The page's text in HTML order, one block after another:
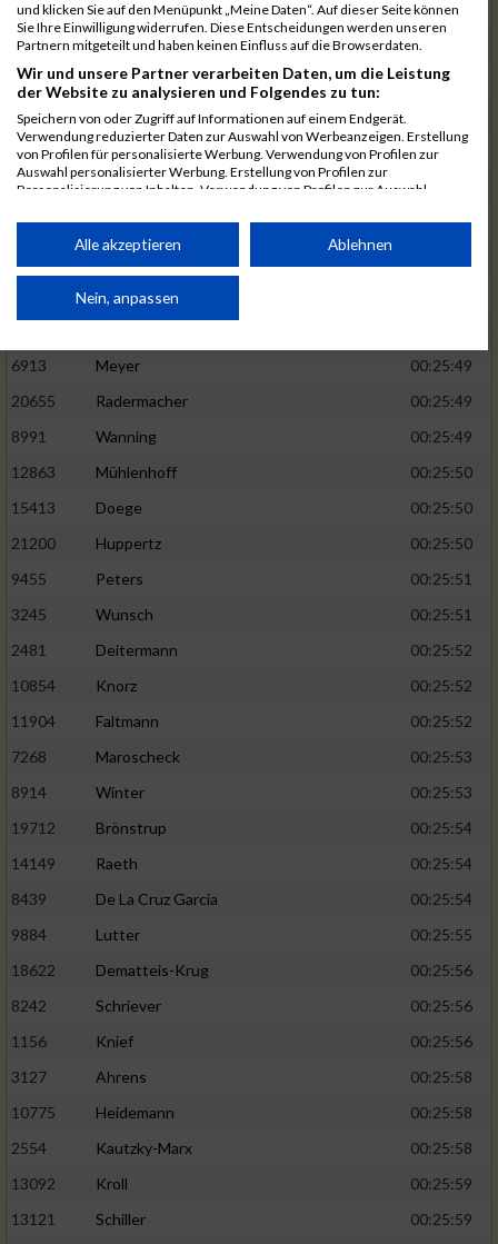
1582 Funken
00:25:42
12220
Cosma
00:25:43
9678
Exner
00:25:43
11817
Schmaul-Klaibee
6812
Koch
00:25:47
9610
Linß
00:25:47
706
Wehmeier
00:25:48
Küpper
Inhoff
6913
Meyer
00:25:49
20655
Radermacher
00:25:49
8991
Wanning
00:25:49
12863
Mühlenhoff
00:25:50
15413
Doege
00:25:50
21200
Huppertz
00:25:50
9455
Peters
00:25:51
3245
Wunsch
00:25:51
2481
Deitermann
00:25:52
10854
Knorz
00:25:52
11904
Faltmann
00:25:52
7268
Maroscheck
00:25:53
8914
Winter
00:25:53
19712
Brönstrup
00:25:54
14149
Raeth
00:25:54
8439
De La Cruz Garcia
00:25:54
9884
Lutter
00:25:55
18622
Dematteis-Krug
00:25:56
8242
Schriever
00:25:56
1156
Knief
00:25:56
3127
Ahrens
00:25:58
10775
Heidemann
00:25:58
2554
Kautzky-Marx
00:25:58
13092
Kroll
00:25:59
13121
Schiller
00:25:59
und klicken Sie auf den Menüpunkt „Meine Daten“. Auf dieser Seite können
Sie Ihre Einwilligung widerrufen. Diese Entscheidungen werden unseren
Partnern mitgeteilt und haben keinen Einfluss auf die Browserdaten.
Wir und unsere Partner verarbeiten Daten, um die Leistung
der Website zu analysieren und Folgendes zu tun:
Speichern von oder Zugriff auf Informationen auf einem Endgerät.
Verwendung reduzierter Daten zur Auswahl von Werbeanzeigen. Erstellung
von Profilen für personalisierte Werbung. Verwendung von Profilen zur
Auswahl personalisierter Werbung. Erstellung von Profilen zur
Personalisierung von Inhalten. Verwendung von Profilen zur Auswahl
Performance von Inhalten. Analyse von Zielgruppen durch Statistiken oder
Kombinationen von Daten aus verschiedenen Quellen. Entwicklung und
von Inhalten.
Daten können außerhalb der Europäischen Union weitergegeben und in die
Website/App.
Partnerliste anzeigen (1 IAB-Anbieter)
Wir nutzen Ihre Daten für folgende Zwecke:
Speichern von oder Zugriff auf Informationen
auf einem Endgerät
von Werbeanzeigen
Werbung
personalisierter Werbung
von Inhalten
personalisierter Inhalte
Analyse von Zielgruppen durch Statistiken
verschiedenen Quellen
Verwendung reduzierter Daten zur Auswahl
Alle akzeptieren Ablehnen
Nein, anpassen